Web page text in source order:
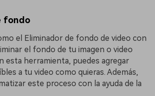
fondo
el Eliminador de fondo de video con
el fondo de tu imagen o video
esta herramienta, puedes agregar
a tu video como quieras. Además,
este proceso con la ayuda de la